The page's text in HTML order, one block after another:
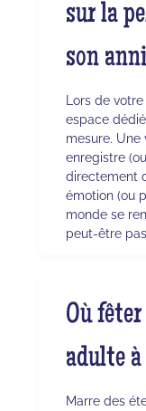
sur la
son
Lors de
espace
mesure. Une
enregistre
directement
émotion (ou
monde se
peut-être
Où
adulte
Marre des